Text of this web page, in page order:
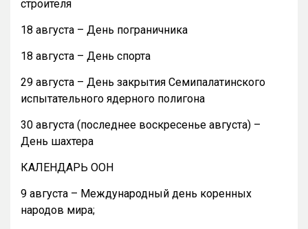
строителя
18 августа – День пограничника
18 августа – День спорта
29 августа – День закрытия Семипалатинского
испытательного ядерного полигона
30 августа (последнее воскресенье августа) –
День шахтера
КАЛЕНДАРЬ ООН
9 августа – Международный день коренных
народов мира;